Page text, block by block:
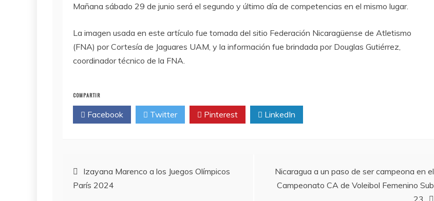
Mañana sábado 29 de junio será el segundo y último día de competencias en el mismo lugar.
La imagen usada en este artículo fue tomada del sitio Federación Nicaragüense de Atletismo
(FNA) por Cortesía de Jaguares UAM, y la información fue brindada por Douglas Gutiérrez,
coordinador técnico de la FNA.
COMPARTIR
Facebook Twitter Pinterest LinkedIn
Navegación
de
Izayana Marenco a los Juegos Olímpicos
París 2024
Nicaragua a un paso de ser campeona en el
Campeonato CA de Voleibol Femenino Sub
23